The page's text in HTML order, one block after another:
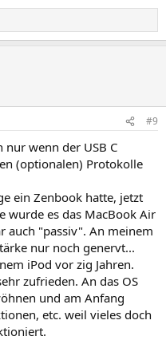
#9
wenn der USB C
(optionalen) Protokolle
ein Zenbook hatte, jetzt
wurde es das MacBook Air
auch "passiv". An meinem
nur noch genervt...
iPod vor zig Jahren.
zufrieden. An das OS
und am Anfang
etc. weil vieles doch